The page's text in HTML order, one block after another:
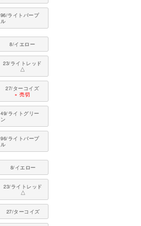
96/ライトパープ
ル
8/イエロー
23/ライトレッド
△
27/ターコイズ
× 売切
49/ライトグリー
ン
96/ライトパープ
ル
8/イエロー
23/ライトレッド
△
27/ターコイズ